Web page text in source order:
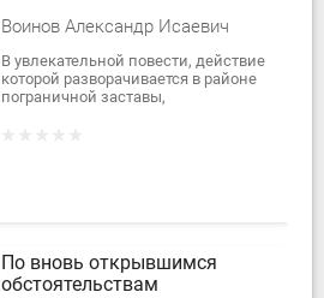
Воинов Александр Исаевич
В увлекательной повести, действие
которой разворачивается в районе
пограничной заставы,
По вновь открывшимся
обстоятельствам